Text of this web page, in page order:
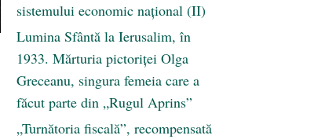
sistemului economic naţional (II)
Lumina Sfântă la Ierusalim, în
1933. Mărturia pictoriței Olga
Greceanu, singura femeia care a
făcut parte din „Rugul Aprins”
„Turnătoria fiscală”, recompensată